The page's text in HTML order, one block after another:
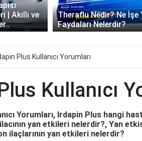
| Akıllı ve
Theraflu Nedir? Ne İşe
Faydaları Nelerdir?
Plus Kullanıcı Yorumları
Kullanıcı
Yorumları, Irdapin Plus hangi
yan etkileri nelerdir?, Yan
ilaçlarının yan etkileri nelerdir?